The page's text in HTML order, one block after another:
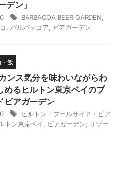
デン」
BARBACOA BEER GARDEN
バルバッコア ビアガーデン
・飯
カンス気分を味わいながらわ
めるヒルトン東京ベイのプ
ビアガーデン
ヒルトン・プールサイド・ビア
トン東京ベイ ビアガーデン
リゾー